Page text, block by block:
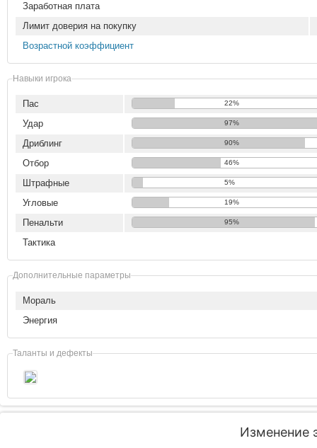
Заработная плата
Лимит доверия на покупку
Возрастной коэффициент
Навыки игрока
Пас 22%
Удар 97%
Дриблинг 90%
Отбор 46%
Штрафные 5%
Угловые 19%
Пенальти 95%
Тактика
Дополнительные параметры
Мораль
Энергия
Таланты и дефекты
Изменение